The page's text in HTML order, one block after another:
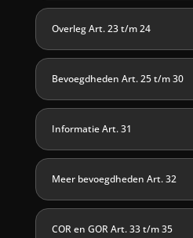
Overleg Art. 23 t/m 24
Bevoegdheden Art. 25 t/m 30
Informatie Art. 31
Meer bevoegdheden Art. 32
COR en GOR Art. 33 t/m 35